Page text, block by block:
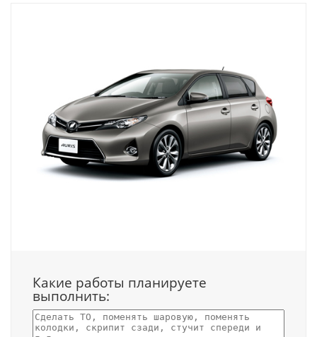
Какие работы планируете
выполнить: